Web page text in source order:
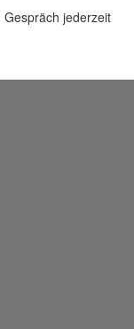
jederzeit